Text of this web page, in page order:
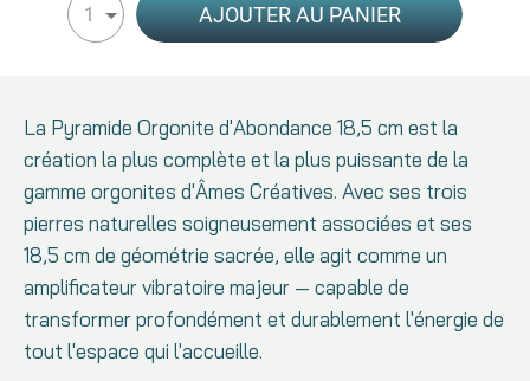
1 AJOUTER AU PANIER
La Pyramide Orgonite d'Abondance 18,5 cm est la
création la plus complète et la plus puissante de la
gamme orgonites d'Âmes Créatives. Avec ses trois
pierres naturelles soigneusement associées et ses
18,5 cm de géométrie sacrée, elle agit comme un
amplificateur vibratoire majeur — capable de
transformer profondément et durablement l'énergie de
tout l'espace qui l'accueille.